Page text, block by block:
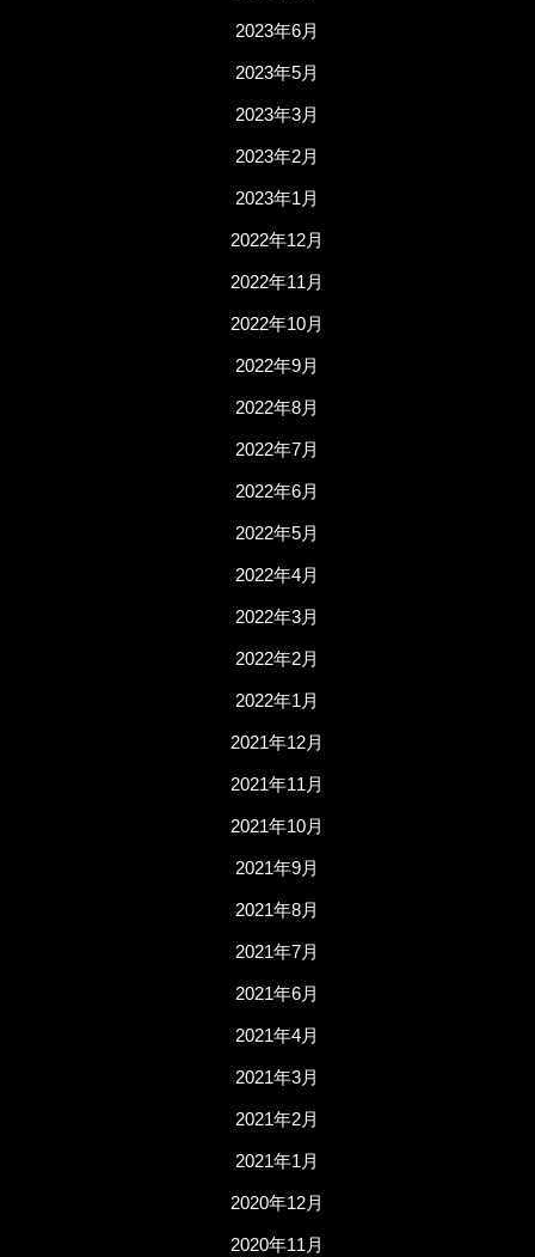
2023年6月
2023年5月
2023年3月
2023年2月
2023年1月
2022年12月
2022年11月
2022年10月
2022年9月
2022年8月
2022年7月
2022年6月
2022年5月
2022年4月
2022年3月
2022年2月
2022年1月
2021年12月
2021年11月
2021年10月
2021年9月
2021年8月
2021年7月
2021年6月
2021年4月
2021年3月
2021年2月
2021年1月
2020年12月
2020年11月